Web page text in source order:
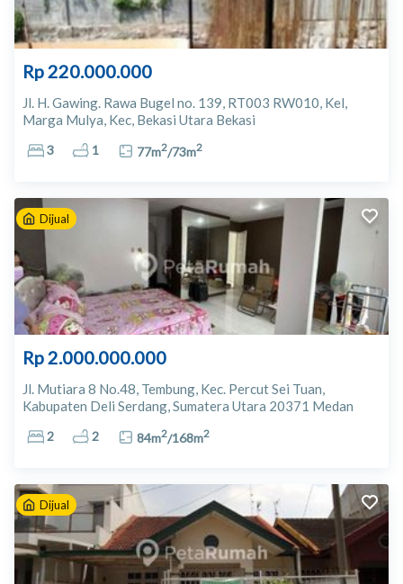
Rp 220.000.000
Jl. H. Gawing. Rawa Bugel no. 139, RT003 RW010, Kel,
Marga Mulya, Kec, Bekasi Utara Bekasi
3 1 77m2/73m2
Dijual
Rp 2.000.000.000
Jl. Mutiara 8 No.48, Tembung, Kec. Percut Sei Tuan,
Kabupaten Deli Serdang, Sumatera Utara 20371 Medan
2 2 84m2/168m2
Dijual